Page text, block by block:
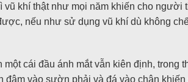
khí thật như mọi năm khiến cho
nếu như sử dụng vũ khí dù không
cái đầu ánh mắt vẫn kiên định,
vào sườn phải và đá vào chân